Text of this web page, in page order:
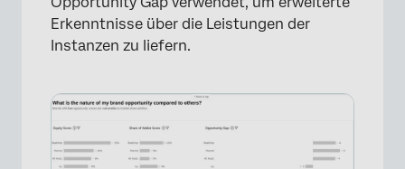
Erkenntnisse über die Leistungen der
Instanzen zu liefern.